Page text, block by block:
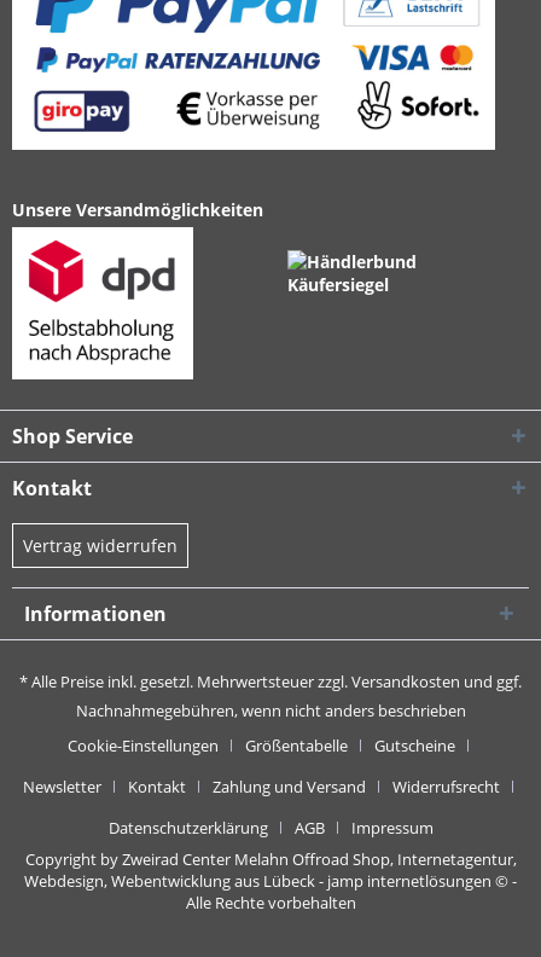
Unsere Versandmöglichkeiten
Shop Service
Kontakt
Vertrag widerrufen
Informationen
* Alle Preise inkl. gesetzl. Mehrwertsteuer zzgl.Versandkosten und ggf.
Nachnahmegebühren, wenn nicht anders beschrieben
Cookie-Einstellungen
Größentabelle
Gutscheine
Newsletter
Kontakt Zahlung und Versand
Widerrufsrecht
Datenschutzerklärung
AGB
Impressum
Copyright by Zweirad Center Melahn Offroad Shop, Internetagentur,
Webdesign, Webentwicklung aus Lübeck - jamp internetlösungen © -
Alle Rechte vorbehalten